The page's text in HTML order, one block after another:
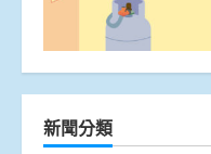
新聞分類